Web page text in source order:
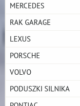
MERCEDES
RAK GARAGE
LEXUS
PORSCHE
VOLVO
PODUSZKI SILNIKA